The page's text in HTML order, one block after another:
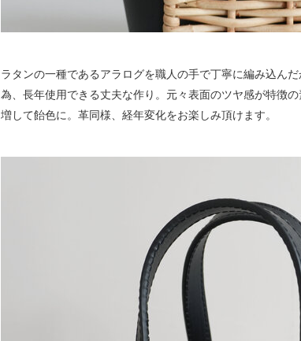
ラタンの一種であるアラログを職人の手で丁寧に編み込ん
為、長年使用できる丈夫な作り。元々表面のツヤ感が特徴
増して飴色に。革同様、経年変化をお楽しみ頂けます。